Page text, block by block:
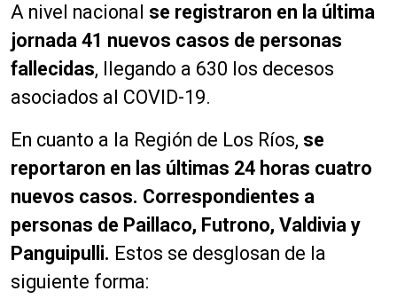
A nivel nacional se registraron en la última
jornada 41 nuevos casos de personas
fallecidas, llegando a 630 los decesos
asociados al COVID-19.
En cuanto a la Región de Los Ríos, se
reportaron en las últimas 24 horas cuatro
nuevos casos. Correspondientes a
personas de Paillaco, Futrono, Valdivia y
Panguipulli. Estos se desglosan de la
siguiente forma: